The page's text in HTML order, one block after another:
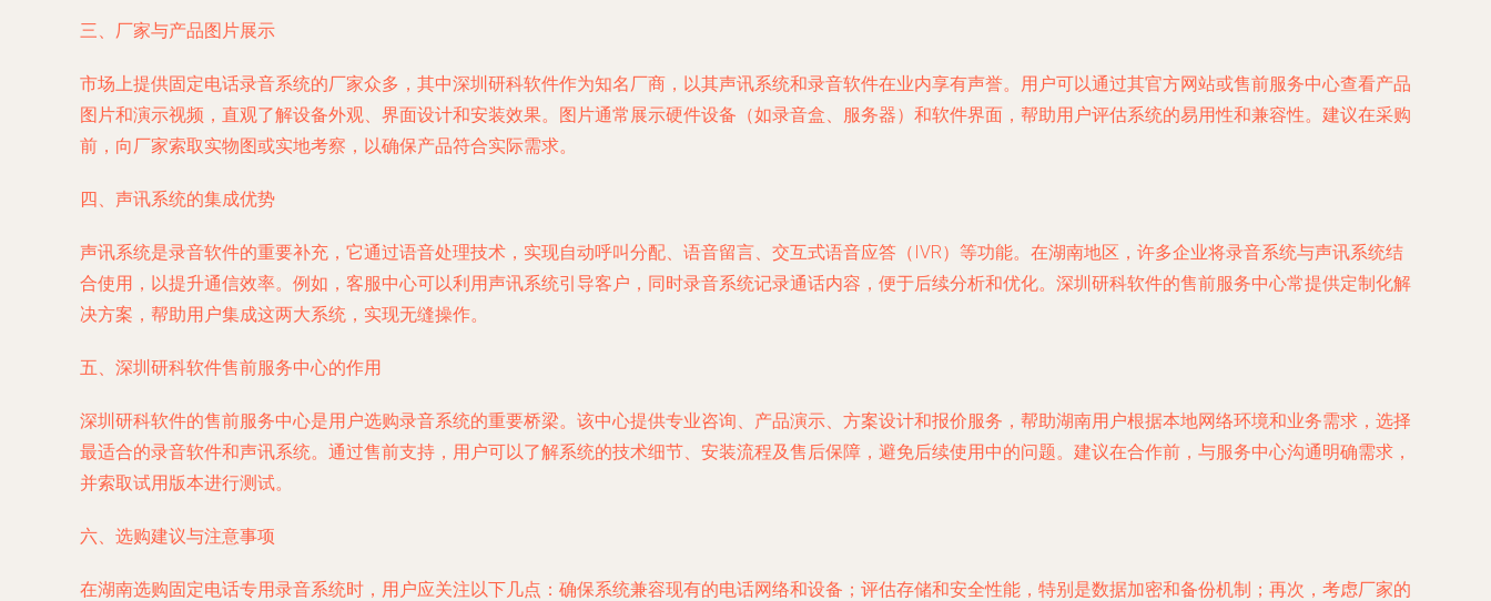
三、厂家与产品图片展示
市场上提供固定电话录音系统的厂家众多，其中深圳研科软件作为知名厂商，以其声讯系统和录音软件在业内享有声誉。用户可以通过其官方网站或售前服务中心查看产品
图片和演示视频，直观了解设备外观、界面设计和安装效果。图片通常展示硬件设备（如录音盒、服务器）和软件界面，帮助用户评估系统的易用性和兼容性。建议在采购
前，向厂家索取实物图或实地考察，以确保产品符合实际需求。
四、声讯系统的集成优势
声讯系统是录音软件的重要补充，它通过语音处理技术，实现自动呼叫分配、语音留言、交互式语音应答（IVR）等功能。在湖南地区，许多企业将录音系统与声讯系统结
合使用，以提升通信效率。例如，客服中心可以利用声讯系统引导客户，同时录音系统记录通话内容，便于后续分析和优化。深圳研科软件的售前服务中心常提供定制化解
决方案，帮助用户集成这两大系统，实现无缝操作。
五、深圳研科软件售前服务中心的作用
深圳研科软件的售前服务中心是用户选购录音系统的重要桥梁。该中心提供专业咨询、产品演示、方案设计和报价服务，帮助湖南用户根据本地网络环境和业务需求，选择
最适合的录音软件和声讯系统。通过售前支持，用户可以了解系统的技术细节、安装流程及售后保障，避免后续使用中的问题。建议在合作前，与服务中心沟通明确需求，
并索取试用版本进行测试。
六、选购建议与注意事项
在湖南选购固定电话专用录音系统时，用户应关注以下几点：确保系统兼容现有的电话网络和设备；评估存储和安全性能，特别是数据加密和备份机制；再次，考虑厂家的